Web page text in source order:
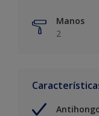
Manos
2